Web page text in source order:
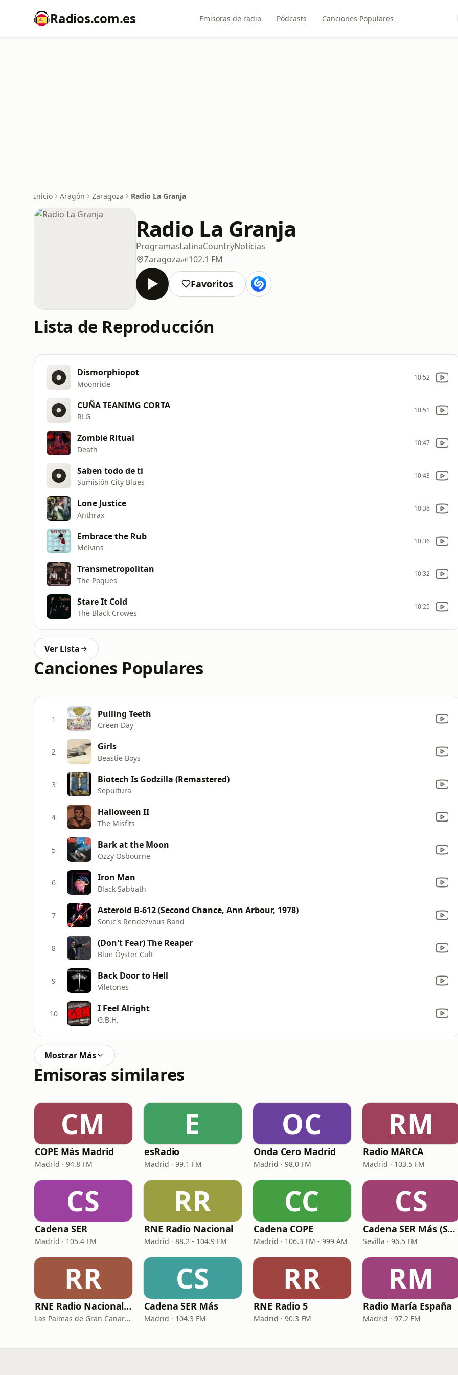
Radios.com.es Emisoras de radio Pódcasts Canciones Populares
Inicio Aragón Zaragoza Radio La Granja
Radio La Granja
ProgramasLatinaCountryNoticias
Zaragoza
102.1 FM
Favoritos
Lista de Reproducción
Dismorphiopot
Moonride
10:52
CUÑA TEANIMG CORTA
RLG
10:51
Zombie Ritual
Death
10:47
Saben todo de ti
Sumisión City Blues
10:43
Lone Justice
Anthrax
10:38
Embrace the Rub
Melvins
10:36
Transmetropolitan
The Pogues
10:32
Stare It Cold
The Black Crowes
10:25
Ver Lista
Canciones Populares
1 Pulling Teeth
Green Day
2 Girls
Beastie Boys
3 Biotech Is Godzilla (Remastered)
Sepultura
4 Halloween II
The Misfits
5 Bark at the Moon
Ozzy Osbourne
6 Iron Man
Black Sabbath
7 Asteroid B-612 (Second Chance, Ann Arbour, 1978)
Sonic's Rendezvous Band
8 (Don't Fear) The Reaper
Blue Öyster Cult
9 Back Door to Hell
Viletones
10 I Feel Alright
G.B.H.
Mostrar Más
Emisoras similares
CM
COPE Más Madrid
Madrid · 94.8 FM
E
esRadio
Madrid · 99.1 FM
OC
Onda Cero Madrid
Madrid · 98.0 FM
RM
Radio MARCA
Madrid · 103.5 FM
CS
Cadena SER
Madrid · 105.4 FM
RR
RNE Radio Nacional
Madrid · 88.2 - 104.9 FM
CC
Cadena COPE
Madrid · 106.3 FM - 999 AM
CS
Cadena SER Más (SER+ Sevilla)
Sevilla · 96.5 FM
RR
RNE Radio Nacional - Canarias
Las Palmas de Gran Canaria · 92.8 FM
CS
Cadena SER Más
Madrid · 104.3 FM
RR
RNE Radio 5
Madrid · 90.3 FM
RM
Radio María España
Madrid · 97.2 FM